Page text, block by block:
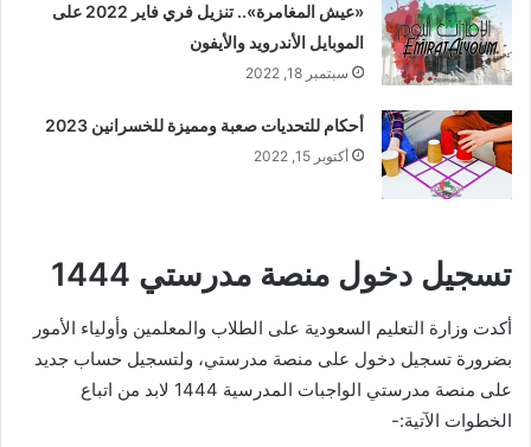
«عيش المغامرة».. تنزيل فري فاير 2022 على
الموبايل الأندرويد والأيفون
سبتمبر 18, 2022
أحكام للتحديات صعبة ومميزة للخسرانين 2023
أكتوبر 15, 2022
تسجيل دخول منصة مدرستي 1444
أكدت وزارة التعليم السعودية على الطلاب والمعلمين وأولياء الأمور
بضرورة تسجيل دخول على منصة مدرستي، ولتسجيل حساب جديد
على منصة مدرستي الواجبات المدرسية 1444 لابد من اتباع
الخطوات الآتية:-